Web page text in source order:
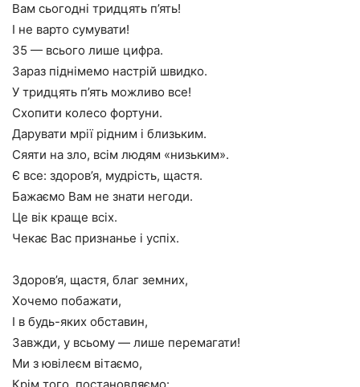
Вам сьогодні тридцять п’ять!
І не варто сумувати!
35 — всього лише цифра.
Зараз піднімемо настрій швидко.
У тридцять п’ять можливо все!
Схопити колесо фортуни.
Дарувати мрії рідним і близьким.
Сяяти на зло, всім людям «низьким».
Є все: здоров’я, мудрість, щастя.
Бажаємо Вам не знати негоди.
Це вік краще всіх.
Чекає Вас признанье і успіх.
Здоров’я, щастя, благ земних,
Хочемо побажати,
І в будь-яких обставин,
Завжди, у всьому — лише перемагати!
Ми з ювілеєм вітаємо,